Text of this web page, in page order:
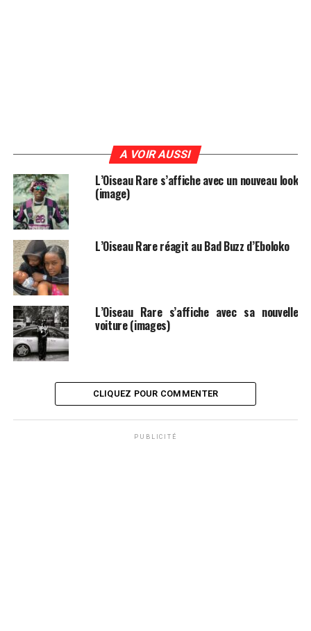
A VOIR AUSSI
L’Oiseau Rare s’affiche avec un nouveau look
(image)
L’Oiseau Rare réagit au Bad Buzz d’Eboloko
L’Oiseau Rare s’affiche avec sa nouvelle
voiture (images)
CLIQUEZ POUR COMMENTER
PUBLICITÉ